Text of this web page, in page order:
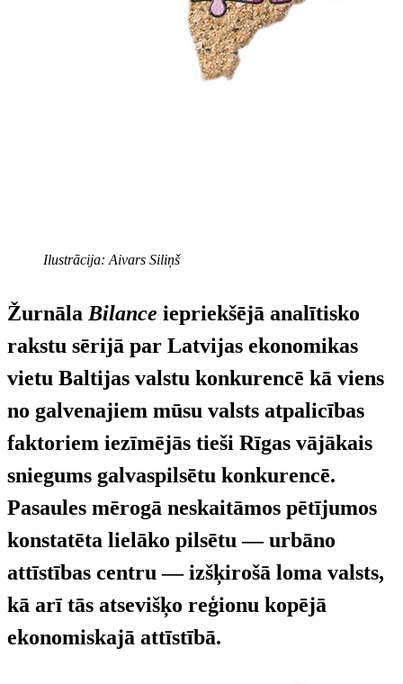
Ilustrācija: Aivars Siliņš
Žurnāla Bilance iepriekšējā analītisko
rakstu sērijā par Latvijas ekonomikas
vietu Baltijas valstu konkurencē kā viens
no galvenajiem mūsu valsts atpalicības
faktoriem iezīmējās tieši Rīgas vājākais
sniegums galvaspilsētu konkurencē.
Pasaules mērogā neskaitāmos pētījumos
konstatēta lielāko pilsētu — urbāno
attīstības centru — izšķirošā loma valsts,
kā arī tās atsevišķo reģionu kopējā
ekonomiskajā attīstībā.